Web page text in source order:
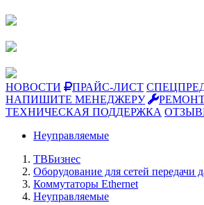
НОВОСТИ ПРАЙС-ЛИСТ
НАПИШИТЕ МЕНЕДЖЕРУ
ТЕХНИЧЕСКАЯ ПОДДЕРЖКА
Неуправляемые
ТВБизнес
Оборудование для сетей передачи
Коммутаторы Ethernet
Неуправляемые